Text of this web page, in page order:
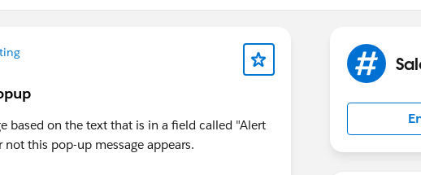
based on the text that is in a field called "Alert
this pop-up message appears.